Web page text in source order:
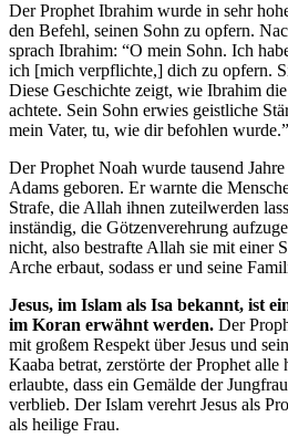
Der Prophet Ibrahim wurde in sehr
den Befehl, seinen Sohn zu opfern.
sprach Ibrahim: “O mein Sohn. Ich
ich [mich verpflichte,] dich zu opfern.
Diese Geschichte zeigt, wie Ibrahim
achtete. Sein Sohn erwies geistliche
mein Vater, tu, wie dir befohlen wurde.”
Der Prophet Noah wurde tausend
Adams geboren. Er warnte die
Strafe, die Allah ihnen zuteilwerden
inständig, die Götzenverehrung
nicht, also bestrafte Allah sie mit einer
Arche erbaut, sodass er und seine
Jesus, im Islam als Isa bekannt, ist
im Koran erwähnt werden. Der
mit großem Respekt über Jesus und
Kaaba betrat, zerstörte der Prophet
erlaubte, dass ein Gemälde der
verblieb. Der Islam verehrt Jesus als
als heilige Frau.